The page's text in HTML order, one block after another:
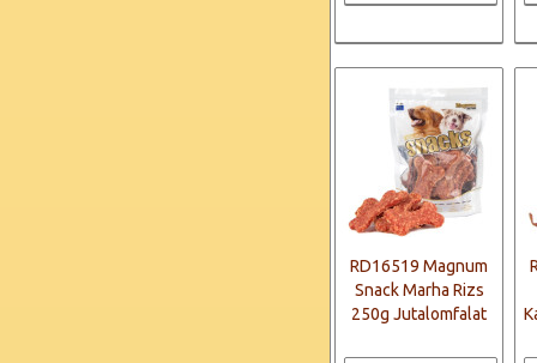
RD16519 Magnum
Snack Marha Rizs
250g Jutalomfalat